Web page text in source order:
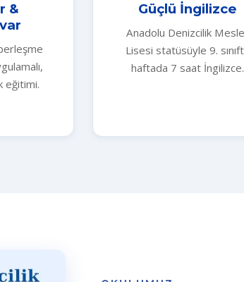
&
eğitimi.
Güçlü İngilizce
Anadolu Denizcilik
Lisesi statüsüyle 9.
haftada 7 saat İngilizce.